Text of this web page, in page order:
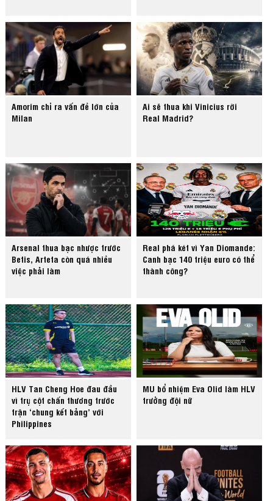
Amorim chỉ ra vấn đề lớn của
Milan
Ai sẽ thua khi Vinicius rời
Real Madrid?
Arsenal thua bạc nhược trước
Betis, Arteta còn quá nhiều
việc phải làm
Real phá két vì Yan Diomande:
Canh bạc 140 triệu euro có thể
thành công?
HLV Tan Cheng Hoe đau đầu
vì trụ cột chấn thương trước
trận ‘chung kết bảng’ với
Philippines
MU bổ nhiệm Eva Olid làm HLV
trưởng đội nữ